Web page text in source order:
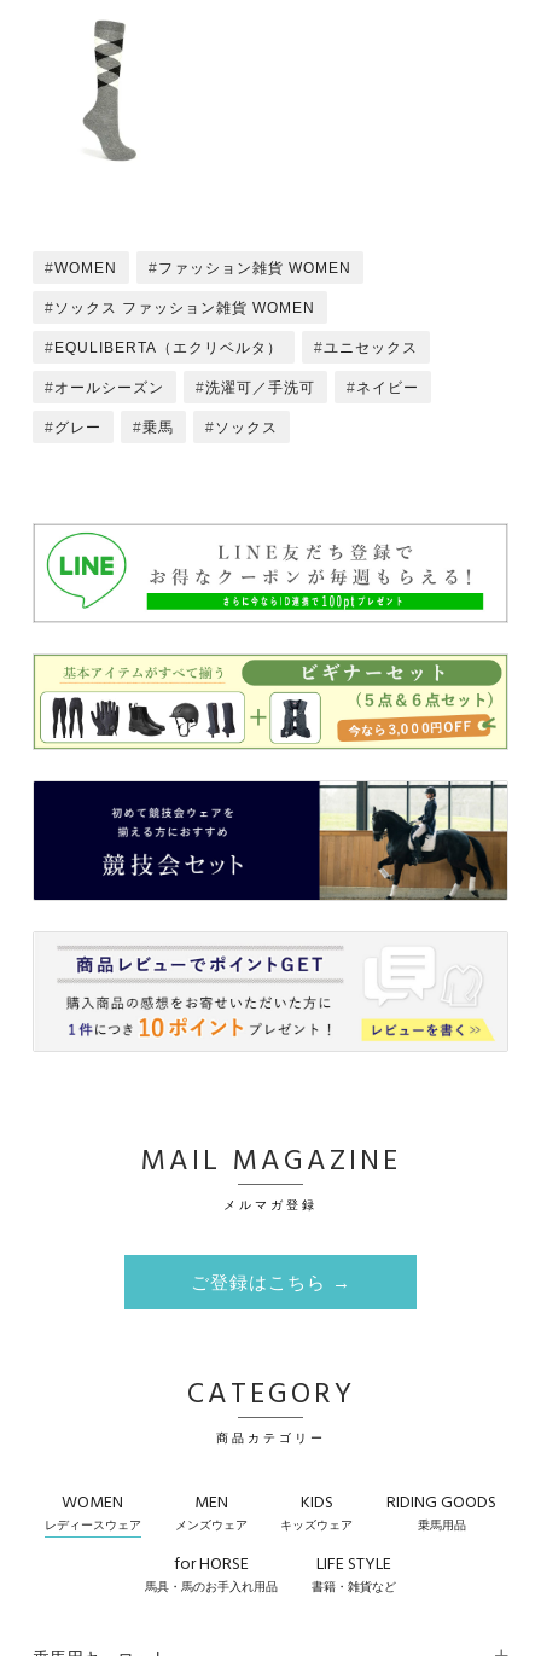
WOMEN ファッション雑貨 WOMEN
ソックス ファッション雑貨 WOMEN
EQULIBERTA（エクリベルタ） ユニセックス
オールシーズン 洗濯可／手洗可 ネイビー
グレー 乗馬 ソックス
MAIL MAGAZINE
メルマガ登録
ご登録はこちら →
CATEGORY
商品カテゴリー
WOMEN
レディースウェア
MEN
メンズウェア
KIDS
キッズウェア
RIDING GOODS
乗馬用品
for HORSE
馬具・馬のお手入れ用品
LIFE STYLE
書籍・雑貨など